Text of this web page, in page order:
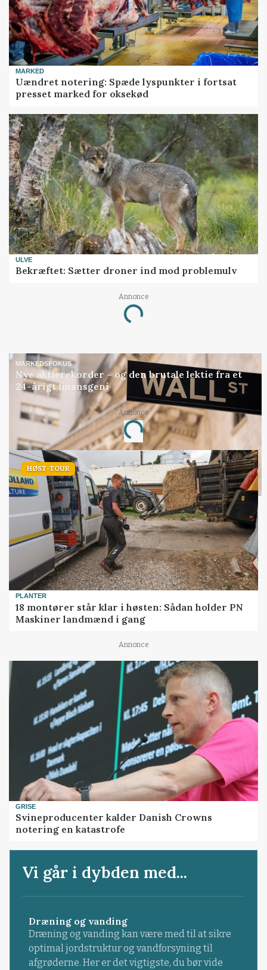
MARKED
Uændret notering: Spæde lyspunkter i fortsat
presset marked for oksekød
ULVE
Bekræftet: Sætter droner ind mod problemulv
Annonce
Loading...
MARKEDSFOKUS
Nye aktierekorder – og den brutale lektie fra et
24-årigt finansgeni
Annonce
Loading...
HØST-TOUR
PLANTER
18 montører står klar i høsten: Sådan holder PN
Maskiner landmænd i gang
Annonce
GRISE
Svineproducenter kalder Danish Crowns
notering en katastrofe
Vi går i dybden med...
Dræning og vanding
Dræning og vanding kan være med til at sikre
optimal jordstruktur og vandforsyning til
afgrøderne. Her er det vigtigste, du bør vide